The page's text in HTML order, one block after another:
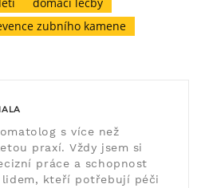
zubního kamene
s více než
praxí. Vždy jsem si
práce a schopnost
lidem, kteří potřebují péči